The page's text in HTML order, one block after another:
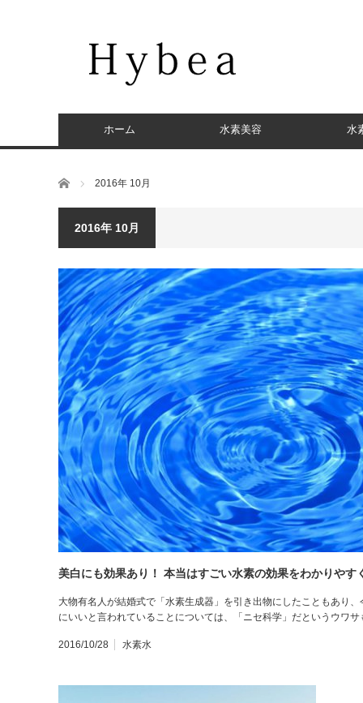
ホーム 水素美容 水
ホーム 2016年 10月
2016年 10月
美白にも効果あり！ 本当はすごい水素の効果をわかりやす
大物有名人が結婚式で「水素生成器」を引き出物にしたこともあり
にいいと言われていることについては、「ニセ科学」だというウワ
2016/10/28 水素水